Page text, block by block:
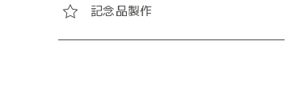
記念品製作